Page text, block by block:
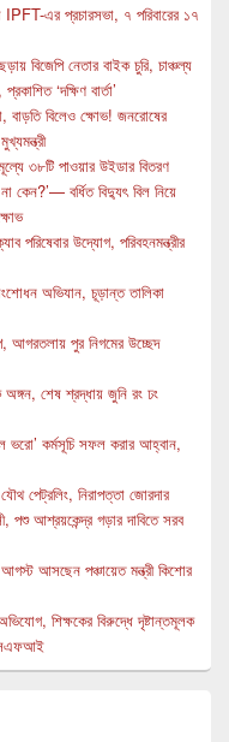
এর প্রচারসভা, ৭ পরিবারের ১৭
বিজেপি নেতার বাইক চুরি, চাঞ্চল্য
‘দক্ষিণ বার্তা’
বাড়তি বিলেও ক্ষোভ! জনরোষের
৩৮টি পাওয়ার উইডার বিতরণ
কেন?’— বর্ধিত বিদ্যুৎ বিল নিয়ে
পরিষেবার উদ্যোগ, পরিবহনমন্ত্রীর
অভিযান, চূড়ান্ত তালিকা
আগরতলায় পুর নিগমের উচ্ছেদ
শেষ শ্রদ্ধায় জুনি রং ঢং
ভরো’ কর্মসূচি সফল করার আহ্বান,
পেট্রলিং, নিরাপত্তা জোরদার
পশু আশ্রয়কেন্দ্র গড়ার দাবিতে সরব
আসছেন পঞ্চায়েত মন্ত্রী কিশোর
শিক্ষকের বিরুদ্ধে দৃষ্টান্তমূলক
এসএফআই